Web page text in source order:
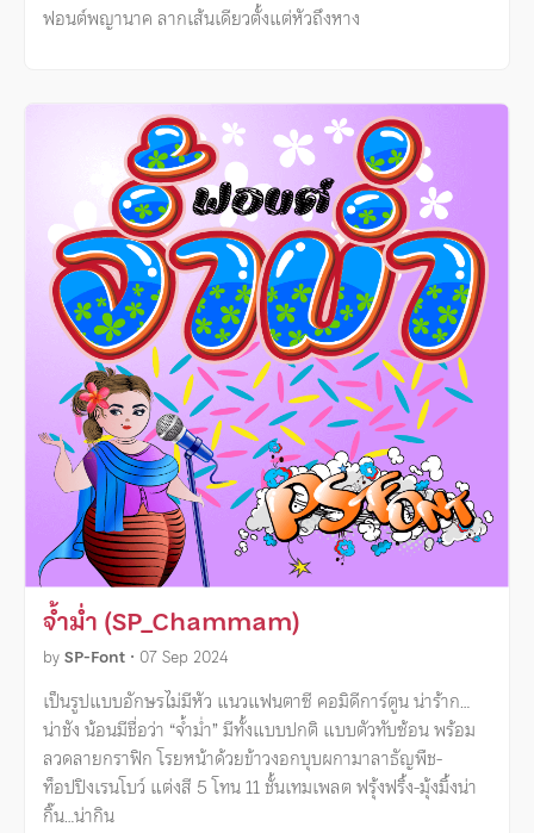
ฟอนต์พญานาค ลากเส้นเดียวตั้งแต่หัวถึงหาง
จ้ำม่ำ (SP_Chammam)
bySP-Font • 07 Sep 2024
เป็นรูปแบบอักษรไม่มีหัว แนวแฟนตาซี คอมิดีการ์ตูน น่าร้าก…
น่าชัง น้อนมีชื่อว่า “จ้ำม่ำ” มีทั้งแบบปกติ แบบตัวทับซ้อน พร้อม
ลวดลายกราฟิก โรยหน้าด้วยข้าวงอกบุบผกามาลาธัญพืช-
ท็อปปิงเรนโบว์ แต่งสี 5 โทน 11 ชั้นเทมเพลต ฟรุ้งฟริ้ง-มุ้งมิ้งน่า
กิ๊น…น่ากิน